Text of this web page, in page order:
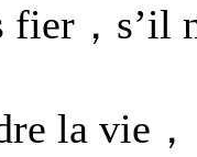
fier，s’il
la vie，